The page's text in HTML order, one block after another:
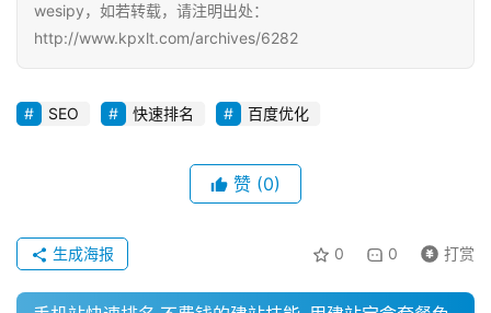
wesipy，如若转载，请注明出处：
http://www.kpxlt.com/archives/6282
SEO 快速排名 百度优化
赞 (0)
0 0 打赏
生成海报